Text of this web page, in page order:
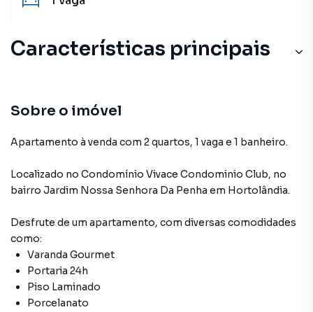
Características principais
Sobre o imóvel
Apartamento à venda com 2 quartos, 1 vaga e 1 banheiro.
Localizado no Condomínio Vivace Condominio Club, no
bairro Jardim Nossa Senhora Da Penha em Hortolândia.
Desfrute de um apartamento, com diversas comodidades
como:
Varanda Gourmet
Portaria 24h
Piso Laminado
Porcelanato